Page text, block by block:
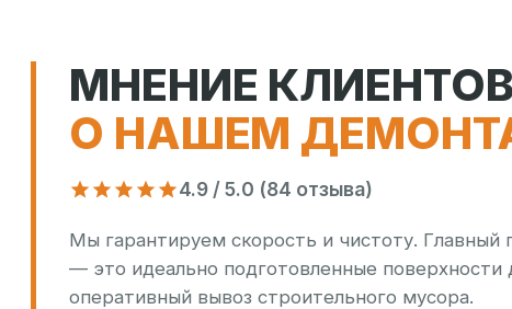
МНЕНИЕ КЛИЕНТОВ
О НАШЕМ
4.9 / 5.0 (84 отзыва)
Мы гарантируем скорость и чистоту. Главный
— это идеально подготовленные поверхности
оперативный вывоз строительного мусора.